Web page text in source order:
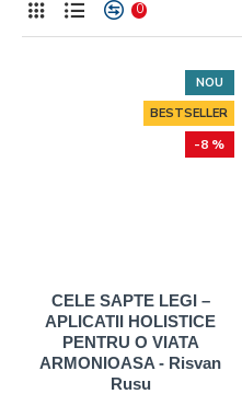
0
NOU
BESTSELLER
-8 %
CELE SAPTE LEGI –
APLICATII HOLISTICE
PENTRU O VIATA
ARMONIOASA - Risvan
Rusu